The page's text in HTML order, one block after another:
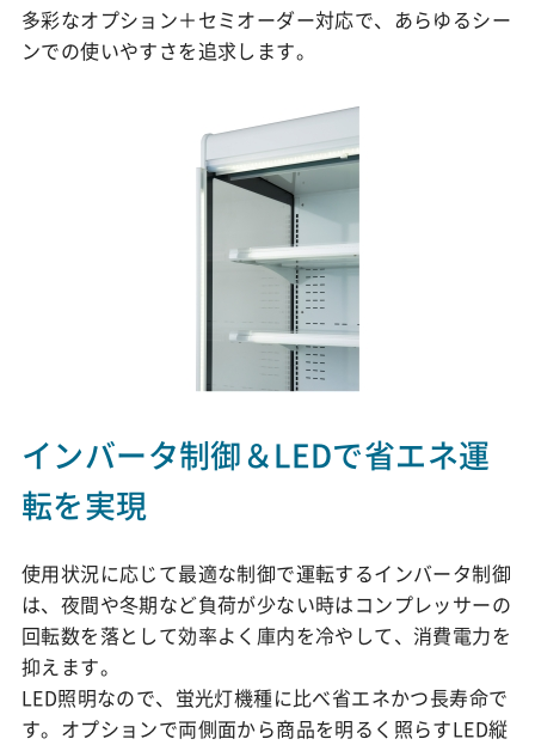
多彩なオプション＋セミオーダー対応で、あらゆるシー
ンでの使いやすさを追求します。
インバータ制御＆LEDで省エネ運
転を実現
使用状況に応じて最適な制御で運転するインバータ制御
は、夜間や冬期など負荷が少ない時はコンプレッサーの
回転数を落として効率よく庫内を冷やして、消費電力を
抑えます。
LED照明なので、蛍光灯機種に比べ省エネかつ長寿命で
す。オプションで両側面から商品を明るく照らすLED縦